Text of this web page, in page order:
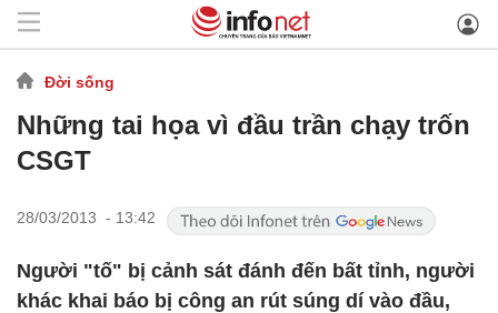
Đời sống
Những tai họa vì đầu trần chạy trốn
CSGT
28/03/2013 - 13:42
Người "tố" bị cảnh sát đánh đến bất tỉnh, người
khác khai báo bị công an rút súng dí vào đầu,